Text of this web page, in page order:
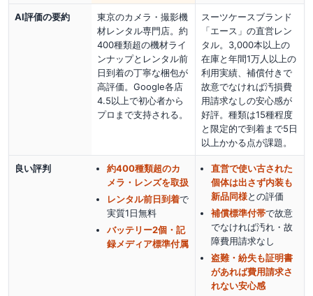
AI評価の要約
東京のカメラ・撮影機
材レンタル専門店。約
400種類超の機材ライ
ンナップとレンタル前
日到着の丁寧な梱包が
高評価。Google各店
4.5以上で初心者から
プロまで支持される。
スーツケースブランド
「エース」の直営レン
タル。3,000本以上の
在庫と年間1万人以上の
利用実績、補償付きで
故意でなければ汚損費
用請求なしの安心感が
好評。種類は15種程度
と限定的で到着まで5日
以上かかる点が課題。
良い評判
約400種類超のカ
メラ・レンズを取扱
レンタル前日到着で
実質1日無料
バッテリー2個・記
録メディア標準付属
直営で使い古された
個体は出さず内装も
新品同様との評価
補償標準付帯で故意
でなければ汚れ・故
障費用請求なし
盗難・紛失も証明書
があれば費用請求さ
れない安心感